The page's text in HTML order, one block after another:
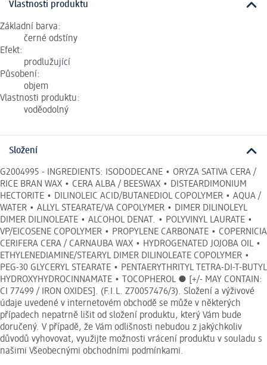
Vlastnosti produktu
Základní barva:
černé odstíny
Efekt:
prodlužující
Působení:
objem
Vlastnosti produktu:
voděodolný
Složení
G2004995 - INGREDIENTS: ISODODECANE • ORYZA SATIVA CERA /
RICE BRAN WAX • CERA ALBA / BEESWAX • DISTEARDIMONIUM
HECTORITE • DILINOLEIC ACID/BUTANEDIOL COPOLYMER • AQUA /
WATER • ALLYL STEARATE/VA COPOLYMER • DIMER DILINOLEYL
DIMER DILINOLEATE • ALCOHOL DENAT. • POLYVINYL LAURATE •
VP/EICOSENE COPOLYMER • PROPYLENE CARBONATE • COPERNICIA
CERIFERA CERA / CARNAUBA WAX • HYDROGENATED JOJOBA OIL •
ETHYLENEDIAMINE/STEARYL DIMER DILINOLEATE COPOLYMER •
PEG-30 GLYCERYL STEARATE • PENTAERYTHRITYL TETRA-DI-T-BUTYL
HYDROXYHYDROCINNAMATE • TOCOPHEROL ● [+/- MAY CONTAIN:
CI 77499 / IRON OXIDES]. (F.I.L. Z70057476/3). Složení a výživové
údaje uvedené v internetovém obchodě se může v některých
případech nepatrně lišit od složení produktu, který Vám bude
doručený. V případě, že Vám odlišnosti nebudou z jakýchkoliv
důvodů vyhovovat, využijte možnosti vrácení produktu v souladu s
našimi Všeobecnými obchodními podmínkami.